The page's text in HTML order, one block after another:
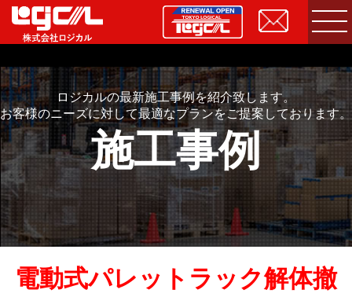
ロジカルの最新施工事例を紹介致します。
お客様のニーズに対して最適なプランをご提案しております。
施工事例
電動式パレットラック解体撤